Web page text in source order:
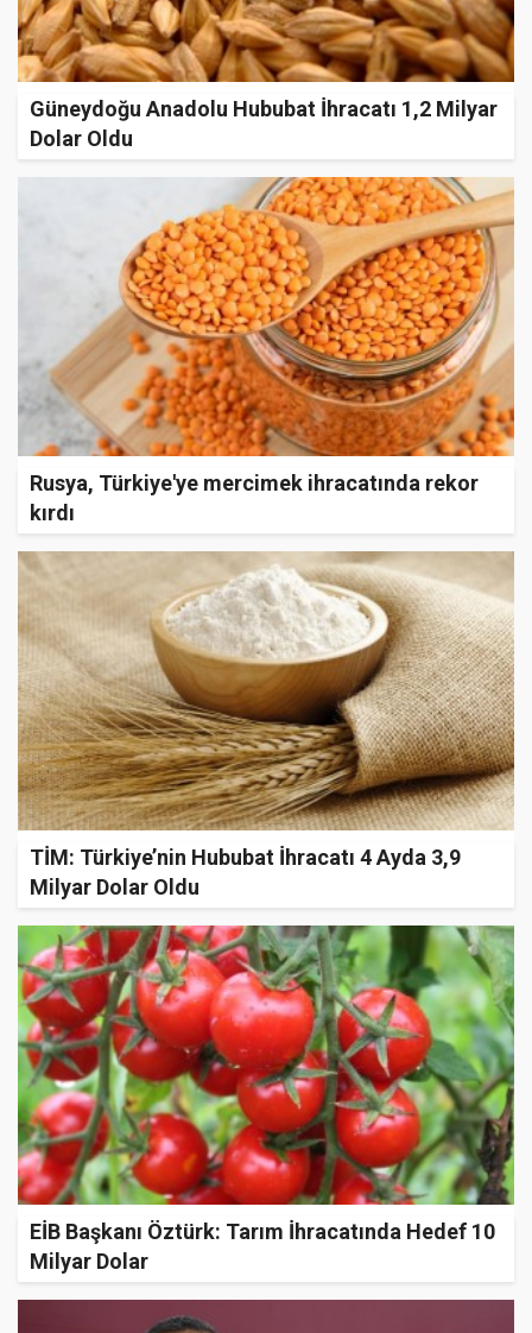
Güneydoğu Anadolu Hububat İhracatı 1,2 Milyar
Dolar Oldu
Rusya, Türkiye'ye mercimek ihracatında rekor
kırdı
TİM: Türkiye’nin Hububat İhracatı 4 Ayda 3,9
Milyar Dolar Oldu
EİB Başkanı Öztürk: Tarım İhracatında Hedef 10
Milyar Dolar